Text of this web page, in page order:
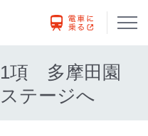
多摩田園
テージへ